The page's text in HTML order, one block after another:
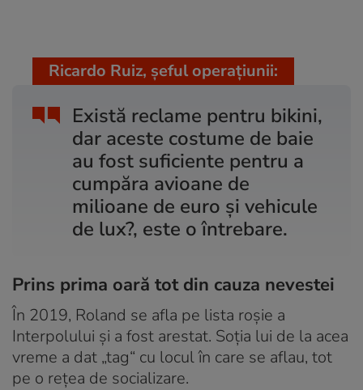
Există reclame pentru bikini,
dar aceste costume de baie
au fost suficiente pentru a
cumpăra avioane de
milioane de euro și vehicule
de lux?, este o întrebare.
Ricardo Ruiz, șeful operațiunii:
Prins prima oară tot din cauza nevestei
În 2019, Roland se afla pe lista roșie a
Interpolului și a fost arestat. Soția lui de la acea
vreme a dat „tag“ cu locul în care se aflau, tot
pe o rețea de socializare.